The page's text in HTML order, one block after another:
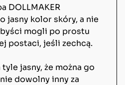
DOLLMAKER
jasny kolor skóry, a nie
mogli po prostu
postaci, jeśli zechcą.
jasny, że można go
dowolny inny za